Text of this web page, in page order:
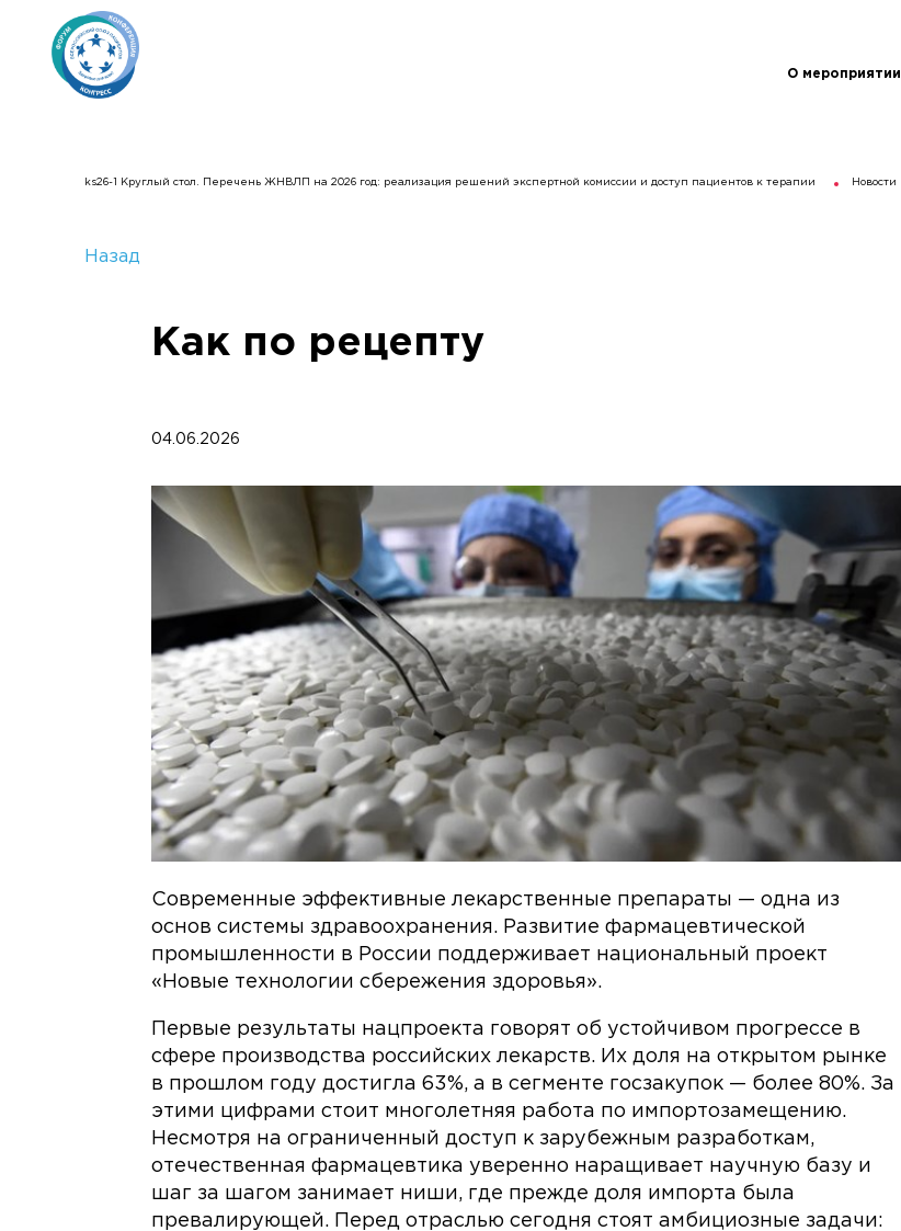
О мероприятии
ks26-1 Круглый стол. Перечень ЖНВЛП на 2026 год: реализация решений экспертной комиссии и доступ пациентов к терапии Новости
Назад
Как по рецепту
04.06.2026
Современные эффективные лекарственные препараты — одна из
основ системы здравоохранения. Развитие фармацевтической
промышленности в России поддерживает национальный проект
«Новые технологии сбережения здоровья».
Первые результаты нацпроекта говорят об устойчивом прогрессе в
сфере производства российских лекарств. Их доля на открытом рынке
в прошлом году достигла 63%, а в сегменте госзакупок — более 80%. За
этими цифрами стоит многолетняя работа по импортозамещению.
Несмотря на ограниченный доступ к зарубежным разработкам,
отечественная фармацевтика уверенно наращивает научную базу и
шаг за шагом занимает ниши, где прежде доля импорта была
превалирующей. Перед отраслью сегодня стоят амбициозные задачи: